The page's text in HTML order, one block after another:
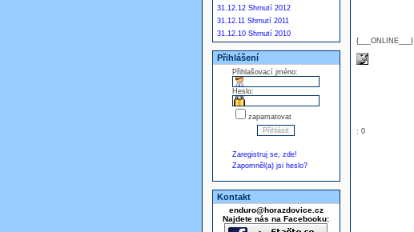
31.12.12 Shrnutí 2012
31.12.11 Shrnutí 2011
31.12.10 Shrnutí 2010
Přihlášení
Přihlašovací jméno:
Heslo:
zapamatovat
Zaregistruj se, zde!
Zapomněl(a) jsi heslo?
Kontakt
enduro@horazdovice.cz
Najdete nás na Facebooku:
{___ONLINE___}
: 0